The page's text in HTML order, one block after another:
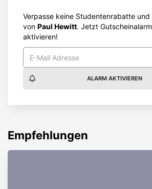
Verpasse keine Studentenrabatte und
von Paul Hewitt. Jetzt
aktivieren!
ALARM AKTIVIEREN
Empfehlungen